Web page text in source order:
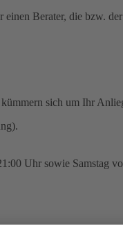
Berater, die bzw.
sich um Ihr
Uhr sowie Samstag